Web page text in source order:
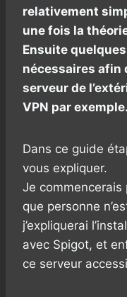
relativement
une fois la
Ensuite
nécessaires afin
serveur de
VPN par exemple.
Dans ce guide
vous expliquer.
Je
que personne
j’expliquerai
avec Spigot, et
ce serveur